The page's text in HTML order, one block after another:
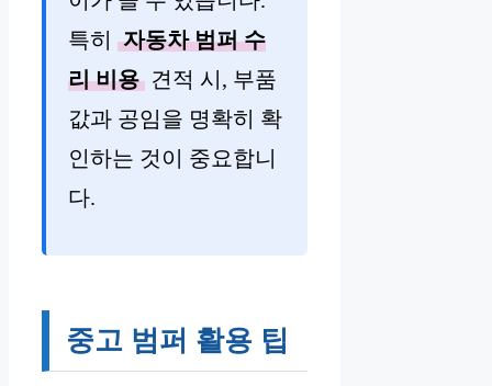
특히
자동차 범퍼 수
리 비용 견적 시, 부품
값과 공임을 명확히 확
인하는 것이 중요합니
다.
중고 범퍼 활용 팁